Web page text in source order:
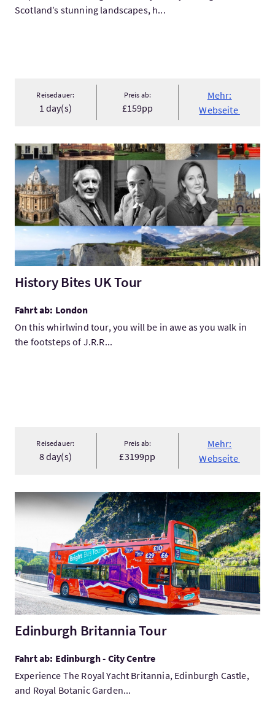
Scotland’s stunning landscapes, h...
Reisedauer:
1 day(s)
Preis ab:
£159pp
Mehr:
Webseite
Mehr:History Bites UK Tour
History Bites UK Tour
Fahrt ab: London
On this whirlwind tour, you will be in awe as you walk in
the footsteps of J.R.R...
Reisedauer:
8 day(s)
Preis ab:
£3199pp
Mehr:
Webseite
Mehr:Edinburgh Britannia Tour
Edinburgh Britannia Tour
Fahrt ab: Edinburgh - City Centre
Experience The Royal Yacht Britannia, Edinburgh Castle,
and Royal Botanic Garden...